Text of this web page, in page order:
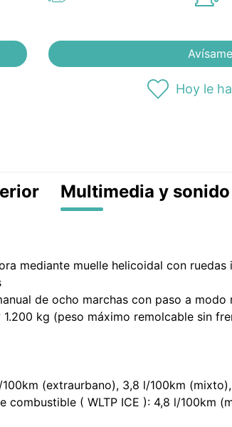
Hoy le
mediante muelle helicoidal con
de ocho marchas con paso a modo
kg (peso máximo remolcable sin
(extraurbano), 3,8 l/100km
( WLTP ICE ): 4,8 l/100km
Multimedia y sonido